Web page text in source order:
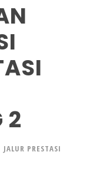
2
JALUR PRESTASI